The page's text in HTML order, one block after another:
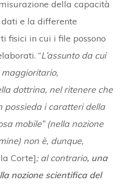
della capacità
e la differente
fisici in cui i file possono
“L’assunto da cui
maggioritario,
dottrina, nel ritenere che
possieda i caratteri della
mobile” (nella nozione
non è, dunque,
Corte]; al contrario, una
nozione scientifica del